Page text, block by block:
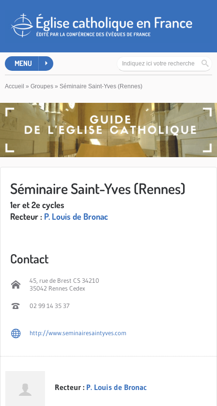
MENU
Accueil » Groupes » Séminaire Saint-Yves (Rennes)
Séminaire Saint-Yves (Rennes)
1er et 2e cycles
Recteur : P. Louis de Bronac
Contact
45, rue de Brest CS 34210
35042 Rennes Cedex
02 99 14 35 37
http://www.seminairesaintyves.com
Recteur : P. Louis de Bronac